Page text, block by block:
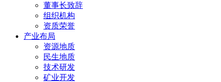
董事长致辞
组织机构
资质荣誉
产业布局
资源地质
民生地质
技术研发
矿业开发